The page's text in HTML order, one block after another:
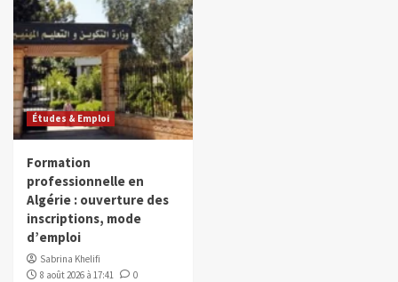
Études & Emploi
Formation
professionnelle en
Algérie : ouverture des
inscriptions, mode
d’emploi
Sabrina Khelifi
8 août 2026 à 17:41
0